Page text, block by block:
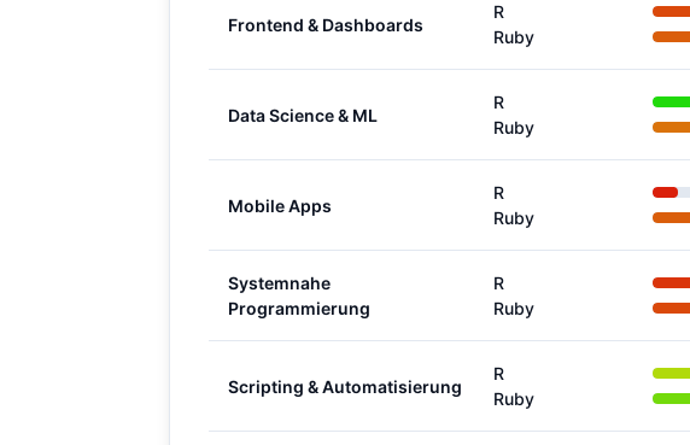
Frontend & Dashboards
R
Ruby
Data Science & ML
R
Ruby
Mobile Apps
R
Ruby
Systemnahe
Programmierung
R
Ruby
Scripting & Automatisierung
R
Ruby